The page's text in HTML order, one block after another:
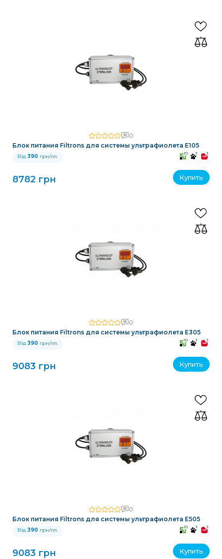
0
Блок питания Filtrons для системы ультрафиолета E105
Від 390 грн/пл. 10 3 3
8782 грн Купить
0
Блок питания Filtrons для системы ультрафиолета E305
Від 390 грн/пл. 10 3 3
9083 грн Купить
0
Блок питания Filtrons для системы ультрафиолета E505
Від 390 грн/пл. 10 3 3
9083 грн Купить